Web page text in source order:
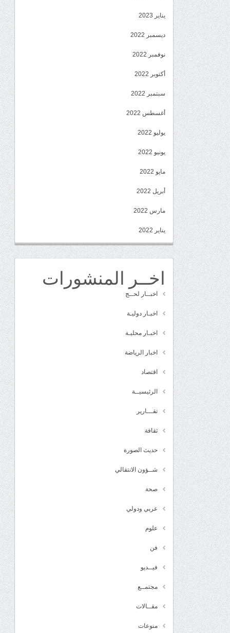
يناير 2023
ديسمبر 2022
نوفمبر 2022
أكتوبر 2022
سبتمبر 2022
أغسطس 2022
يوليو 2022
يونيو 2022
مايو 2022
أبريل 2022
مارس 2022
يناير 2022
اخــر المنشورات
اخبــار لحــج
اخبـار دوليـة
اخبـار محليـة
اخبار الرياضة
اقتصاد
الرئيسيــة
تقـــارير
ثقافة
حديث الصورة
شــؤون الانتقالي
صحة
عربي ودولي
علوم
فن
فيــديو
مجتمــع
مقــالات
منوعات